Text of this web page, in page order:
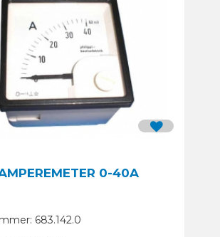
0-40A
683.142.0